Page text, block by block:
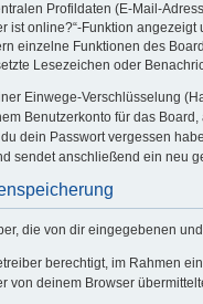
Profildaten (E-Mail-
ist online?“-Funktion
einzelne Funktionen des
Lesezeichen oder
Einwege-Verschlüsselung
Benutzerkonto für das
dein Passwort vergessen
sendet anschließend ein neu
die von dir eingegebenen
berechtigt, im Rahmen
von deinem Browser